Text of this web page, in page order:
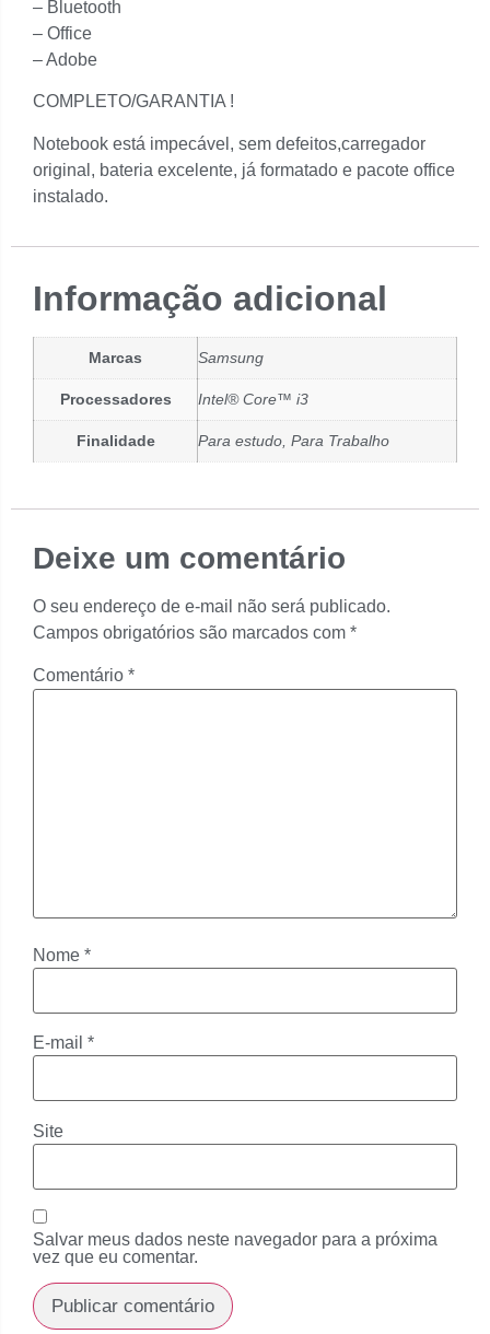
– Bluetooth
– Office
– Adobe
COMPLETO/GARANTIA !
Notebook está impecável, sem defeitos,carregador
original, bateria excelente, já formatado e pacote office
instalado.
Informação adicional
Marcas Samsung
Processadores Intel® Core™ i3
Finalidade Para estudo, Para Trabalho
Deixe um comentário
O seu endereço de e-mail não será publicado.
Campos obrigatórios são marcados com *
Comentário *
Nome *
E-mail *
Site
Salvar meus dados neste navegador para a próxima
vez que eu comentar.